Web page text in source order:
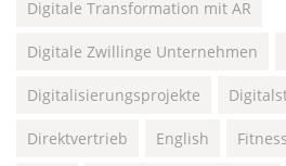
Digitale Transformation mit AR
Digitale Zwillinge Unternehmen
Digitalisierungsprojekte
Direktvertrieb English